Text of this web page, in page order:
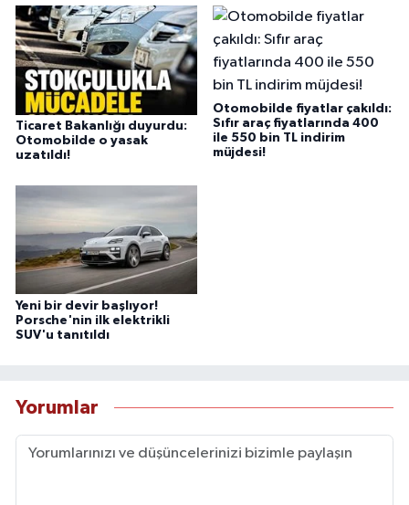
Ticaret Bakanlığı duyurdu:
Otomobilde o yasak
uzatıldı!
Otomobilde fiyatlar çakıldı:
Sıfır araç fiyatlarında 400
ile 550 bin TL indirim
müjdesi!
Yeni bir devir başlıyor!
Porsche'nin ilk elektrikli
SUV'u tanıtıldı
Yorumlar